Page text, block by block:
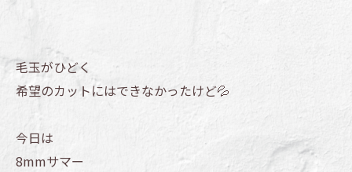
毛玉がひどく
希望のカットにはできなかったけど💦
今日は
8mmサマー